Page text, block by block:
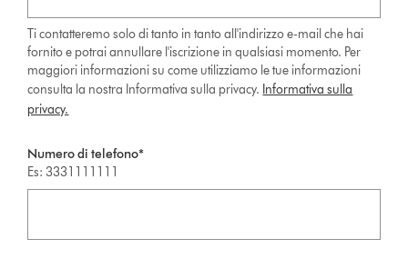
Ti contatteremo solo di tanto in tanto all'indirizzo e-mail che hai
fornito e potrai annullare l'iscrizione in qualsiasi momento. Per
maggiori informazioni su come utilizziamo le tue informazioni
consulta la nostra Informativa sulla privacy. Informativa sulla
privacy.
Numero di telefono*
Es: 3331111111